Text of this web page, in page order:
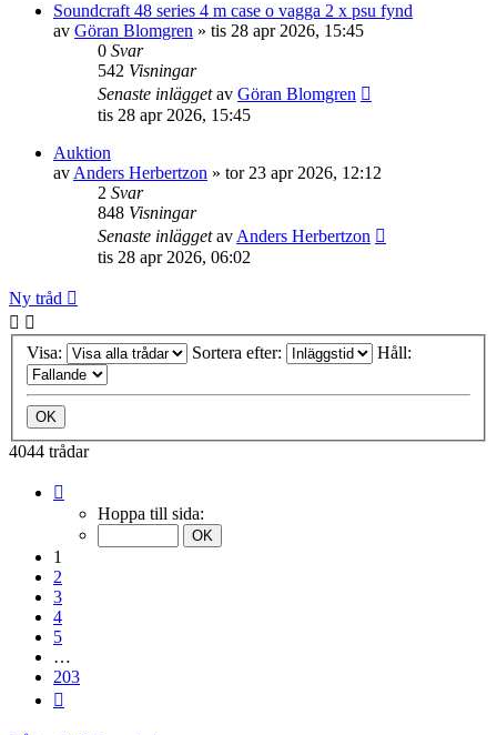
Soundcraft 48 series 4 m case o vagga 2 x psu fynd
av Göran Blomgren » tis 28 apr 2026, 15:45
0 Svar
542 Visningar
Senaste inläggetav Göran Blomgren
tis 28 apr 2026, 15:45
Auktion
av Anders Herbertzon » tor 23 apr 2026, 12:12
2 Svar
848 Visningar
Senaste inläggetav Anders Herbertzon
tis 28 apr 2026, 06:02
Ny tråd
Visa: Sortera efter: Håll:
4044 trådar
Hoppa till sida:
1
2
3
4
5
…
203